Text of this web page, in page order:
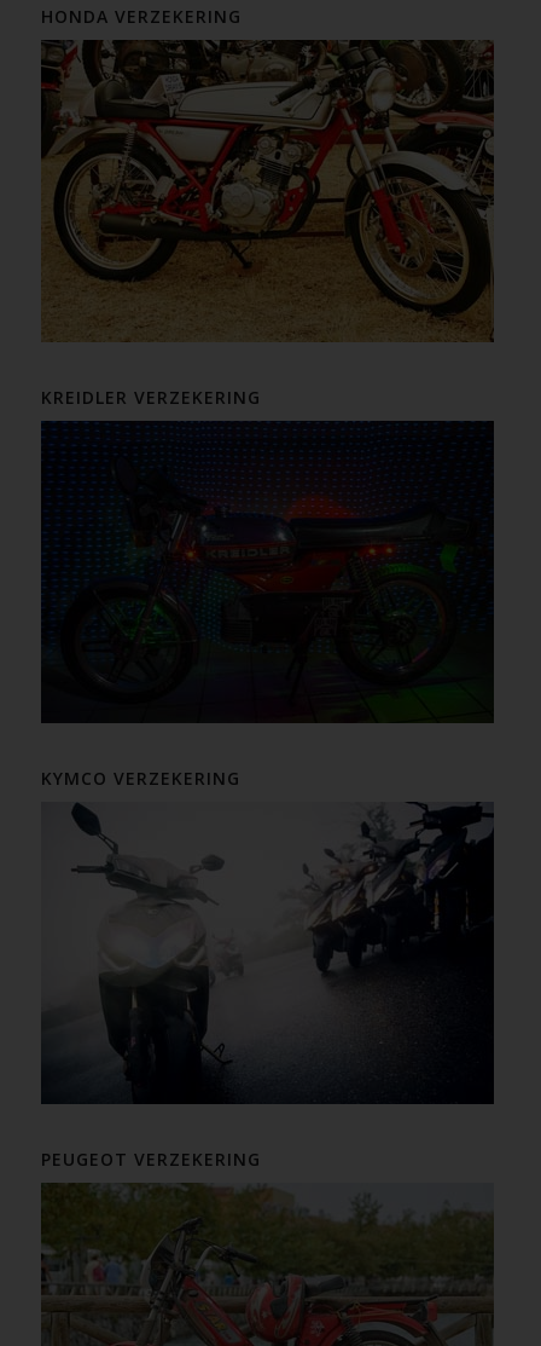
HONDA VERZEKERING
KREIDLER VERZEKERING
KYMCO VERZEKERING
PEUGEOT VERZEKERING